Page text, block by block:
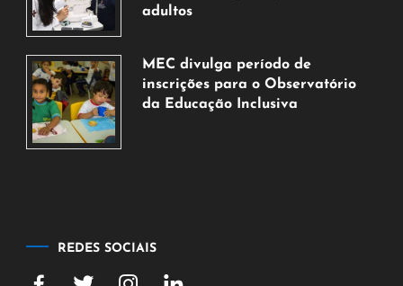
2026
adultos
de
agosto
de
MEC divulga período de
inscrições para o Observatório
da Educação Inclusiva
REDES SOCIAIS